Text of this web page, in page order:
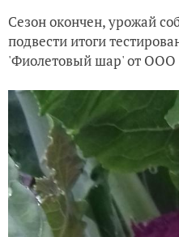
Сезон окончен, урожай
подвести итоги
'Фиолетовый шар' от ООО